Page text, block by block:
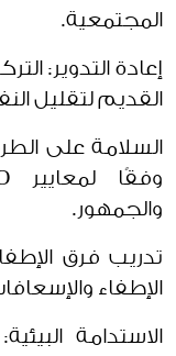
المجتمعية.
إعادة التدوير:
القديم لتقليل
السلامة على
والجمهور.
تدريب فرق
الإطفاء
الاستدامة